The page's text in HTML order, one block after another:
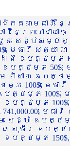
គណៈមេធាវី
ធាវីនៃព្រះរា
ាវី ជួន សេដ្ឋស
េធាវី សត្យា ណ
ា ជី ឧបត្ថម្ភ
ឧបត្ថម្ភ 50$,
ម ពិសាល ឧបត្ថ
ម្ភ 100$, មេ
បត្ថម្ភ
ឧបត្ថម្ភ
មេ
សេដ្ឋា ឧបត្ថ
ធីរ ឧបត្ថម្ភ
ឧបត្ថម្ភ 150$,